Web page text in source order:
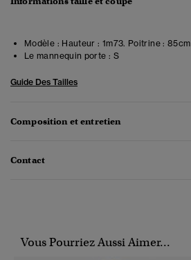
Modèle : Hauteur : 1m73. Poitrine : 85cm
Le mannequin porte : S
Guide Des Tailles
Composition et entretien
Contact
Vous Pourriez Aussi Aimer...